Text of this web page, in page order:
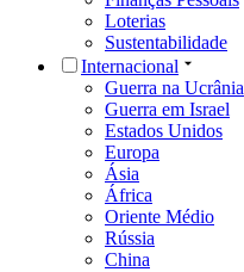
Loterias
Sustentabilidade
Internacional
Guerra na Ucrânia
Guerra em Israel
Estados Unidos
Europa
Ásia
África
Oriente Médio
Rússia
China